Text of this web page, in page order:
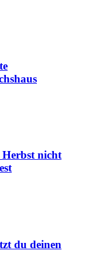
nicht
du deinen